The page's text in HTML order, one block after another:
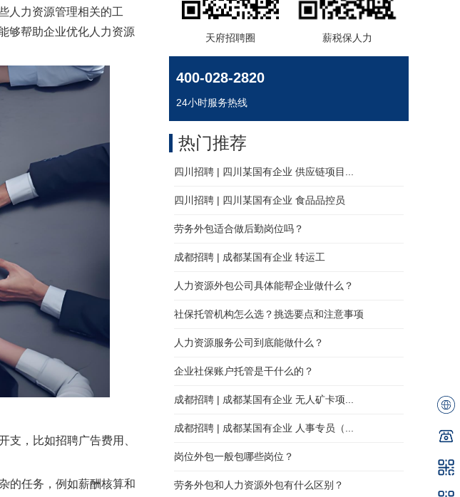
人力资源管理相关的工
够帮助企业优化人力资源
支，比如招聘广告费用、
的任务，例如薪酬核算和
400-028-2820
24小时服务热线
四川招聘 | 四川某国有企业 供应链项目...
四川招聘 | 四川某国有企业 食品品控员
劳务外包适合做后勤岗位吗？
成都招聘 | 成都某国有企业 转运工
人力资源外包公司具体能帮企业做什么？
社保托管机构怎么选？挑选要点和注意事项
人力资源服务公司到底能做什么？
企业社保账户托管是干什么的？
成都招聘 | 成都某国有企业 无人矿卡项...
成都招聘 | 成都某国有企业 人事专员（...
岗位外包一般包哪些岗位？
劳务外包和人力资源外包有什么区别？
热门推荐
天府招聘圈 薪税保人力